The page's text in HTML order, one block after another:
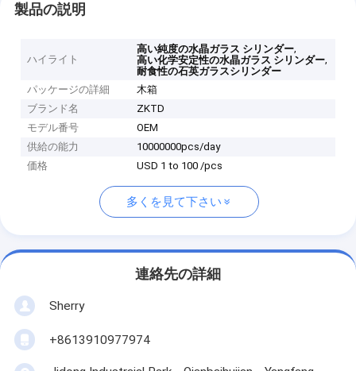
製品の説明
ハイライト
高い純度の水晶ガラス シリンダー,
高い化学安定性の水晶ガラス シリンダー,
耐食性の石英ガラスシリンダー
パッケージの詳細
木箱
ブランド名
ZKTD
モデル番号
OEM
供給の能力
10000000pcs/day
価格
USD 1 to 100 /pcs
多くを見て下さい
連絡先の詳細
Sherry
+8613910977974